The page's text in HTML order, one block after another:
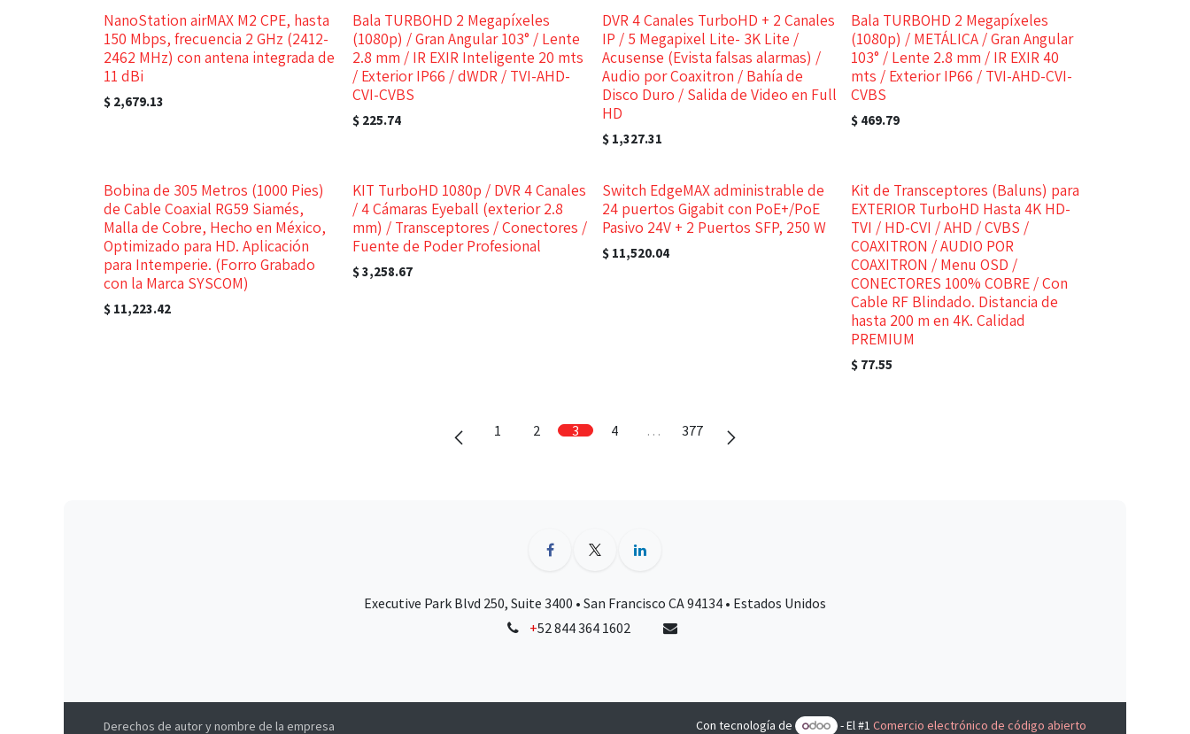
NanoStation airMAX M2 CPE, hasta
150 Mbps, frecuencia 2 GHz (2412-
2462 MHz) con antena integrada de
11 dBi
$ 2,679.13
Bala TURBOHD 2 Megapíxeles
(1080p) / Gran Angular 103° / Lente
2.8 mm / IR EXIR Inteligente 20 mts
/ Exterior IP66 / dWDR / TVI-AHD-
CVI-CVBS
$ 225.74
DVR 4 Canales TurboHD + 2 Canales
IP / 5 Megapixel Lite- 3K Lite /
Acusense (Evista falsas alarmas) /
Audio por Coaxitron / Bahía de
Disco Duro / Salida de Video en Full
HD
$ 1,327.31
Bala TURBOHD 2 Megapíxeles
(1080p) / METÁLICA / Gran Angular
103° / Lente 2.8 mm / IR EXIR 40
mts / Exterior IP66 / TVI-AHD-CVI-
CVBS
$ 469.79
Bobina de 305 Metros (1000 Pies)
de Cable Coaxial RG59 Siamés,
Malla de Cobre, Hecho en México,
Optimizado para HD. Aplicación
para Intemperie. (Forro Grabado
con la Marca SYSCOM)
$ 11,223.42
KIT TurboHD 1080p / DVR 4 Canales
/ 4 Cámaras Eyeball (exterior 2.8
mm) / Transceptores / Conectores /
Fuente de Poder Profesional
$3,258.67
Switch EdgeMAX administrable de
24 puertos Gigabit con PoE+/PoE
Pasivo 24V + 2 Puertos SFP, 250 W
$ 11,520.04
Kit de Transceptores (Baluns) para
EXTERIOR TurboHD Hasta 4K HD-
TVI / HD-CVI / AHD / CVBS /
COAXITRON / AUDIO POR
COAXITRON / Menu OSD /
CONECTORES 100% COBRE / Con
Cable RF Blindado. Distancia de
hasta 200 m en 4K. Calidad
PREMIUM
$ 77.55
1 2 3 4 … 377
Executive Park Blvd 250, Suite 3400 • San Francisco CA 94134 • Estados Unidos
+52 844 364 1602
Derechos de autor y nombre de la empresa Con tecnología de - El #1 Comercio electrónico de código abierto